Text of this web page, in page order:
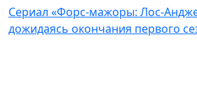
Сериал «Форс-мажоры: Лос-
дожидаясь окончания первого